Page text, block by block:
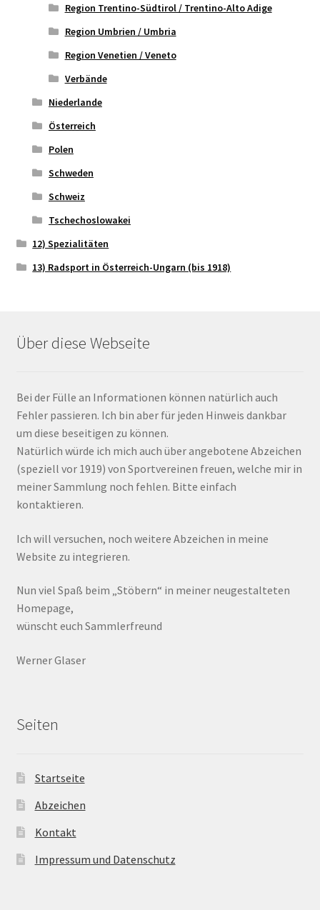
Region Trentino-Südtirol / Trentino-Alto Adige
Region Umbrien / Umbria
Region Venetien / Veneto
Verbände
Niederlande
Österreich
Polen
Schweden
Schweiz
Tschechoslowakei
12) Spezialitäten
13) Radsport in Österreich-Ungarn (bis 1918)
Über diese Webseite
Bei der Fülle an Informationen können natürlich auch
Fehler passieren. Ich bin aber für jeden Hinweis dankbar
um diese beseitigen zu können.
Natürlich würde ich mich auch über angebotene Abzeichen
(speziell vor 1919) von Sportvereinen freuen, welche mir in
meiner Sammlung noch fehlen. Bitte einfach
kontaktieren.
Ich will versuchen, noch weitere Abzeichen in meine
Website zu integrieren.
Nun viel Spaß beim „Stöbern“ in meiner neugestalteten
Homepage,
wünscht euch Sammlerfreund
Werner Glaser
Seiten
Startseite
Abzeichen
Kontakt
Impressum und Datenschutz